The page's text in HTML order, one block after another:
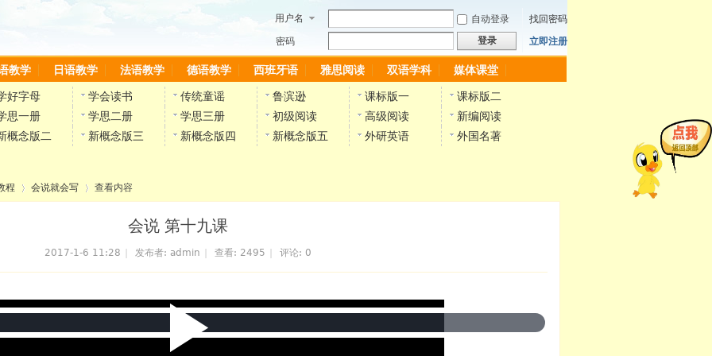
用户名 自动登录
找回密码
密码
登录 立即注册
教学 日语教学 法语教学 德语教学 西班牙语 雅思阅读 双语学科 媒体课堂
好字母 学会读书 传统童谣 鲁滨逊 课标版一
课标版二
思一册
学思二册 学思三册 初级阅读 高级阅读
新编阅读
概念版二
新概念版三 新概念版四 新概念版五 外研英语 外国名著
程 会说就会写
›
查看内容
会说 第十九课
2017-1-6 11:28 发布者: admin 查看: 2495 评论: 0